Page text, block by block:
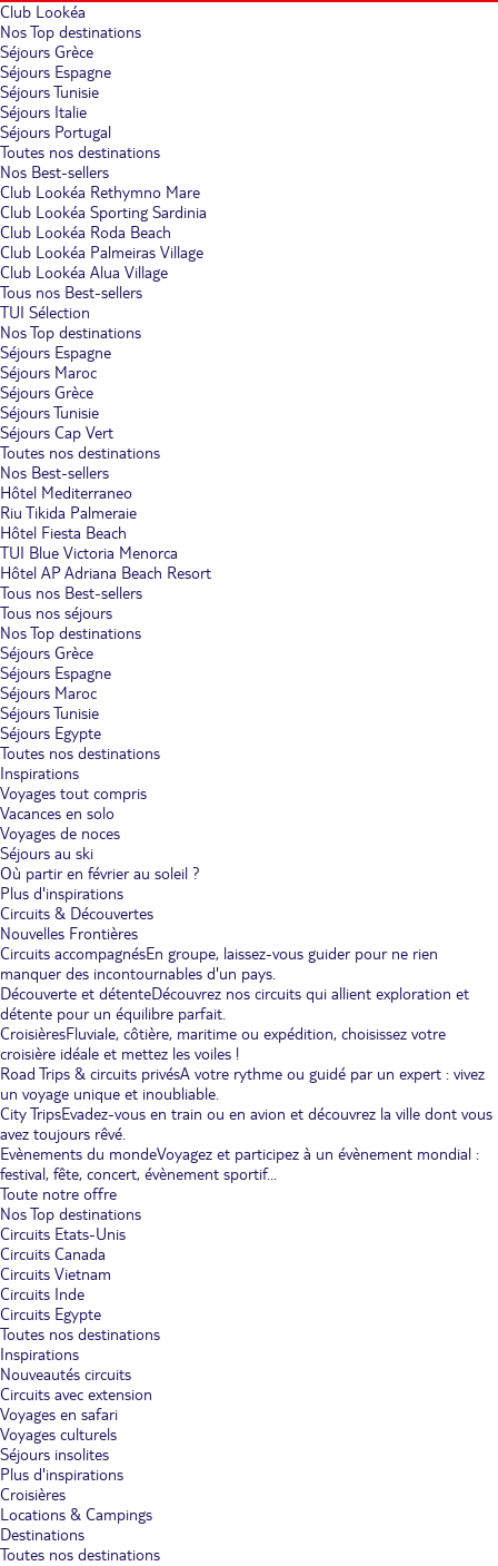
Club Lookéa
Nos Top destinations
Séjours Grèce
Séjours Espagne
Séjours Tunisie
Séjours Italie
Séjours Portugal
Toutes nos destinations
Nos Best-sellers
Club Lookéa Rethymno Mare
Club Lookéa Sporting Sardinia
Club Lookéa Roda Beach
Club Lookéa Palmeiras Village
Club Lookéa Alua Village
Tous nos Best-sellers
TUI Sélection
Nos Top destinations
Séjours Espagne
Séjours Maroc
Séjours Grèce
Séjours Tunisie
Séjours Cap Vert
Toutes nos destinations
Nos Best-sellers
Hôtel Mediterraneo
Riu Tikida Palmeraie
Hôtel Fiesta Beach
TUI Blue Victoria Menorca
Hôtel AP Adriana Beach Resort
Tous nos Best-sellers
Tous nos séjours
Nos Top destinations
Séjours Grèce
Séjours Espagne
Séjours Maroc
Séjours Tunisie
Séjours Egypte
Toutes nos destinations
Inspirations
Voyages tout compris
Vacances en solo
Voyages de noces
Séjours au ski
Où partir en février au soleil ?
Plus d'inspirations
Circuits & Découvertes
Nouvelles Frontières
Circuits accompagnésEn groupe, laissez-vous guider pour ne rien
manquer des incontournables d'un pays.
Découverte et détenteDécouvrez nos circuits qui allient exploration et
détente pour un équilibre parfait.
CroisièresFluviale, côtière, maritime ou expédition, choisissez votre
croisière idéale et mettez les voiles !
Road Trips & circuits privésA votre rythme ou guidé par un expert : vivez
un voyage unique et inoubliable.
City TripsEvadez-vous en train ou en avion et découvrez la ville dont vous
avez toujours rêvé.
Evènements du mondeVoyagez et participez à un évènement mondial :
festival, fête, concert, évènement sportif...
Toute notre offre
Nos Top destinations
Circuits Etats-Unis
Circuits Canada
Circuits Vietnam
Circuits Inde
Circuits Egypte
Toutes nos destinations
Inspirations
Nouveautés circuits
Circuits avec extension
Voyages en safari
Voyages culturels
Séjours insolites
Plus d'inspirations
Croisières
Locations & Campings
Destinations
Toutes nos destinations